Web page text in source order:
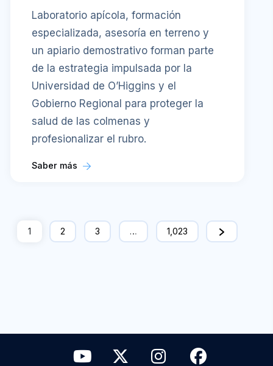
Laboratorio apícola, formación
especializada, asesoría en terreno y
un apiario demostrativo forman parte
de la estrategia impulsada por la
Universidad de O’Higgins y el
Gobierno Regional para proteger la
salud de las colmenas y
profesionalizar el rubro.
Saber más
1 2 3 … 1,023